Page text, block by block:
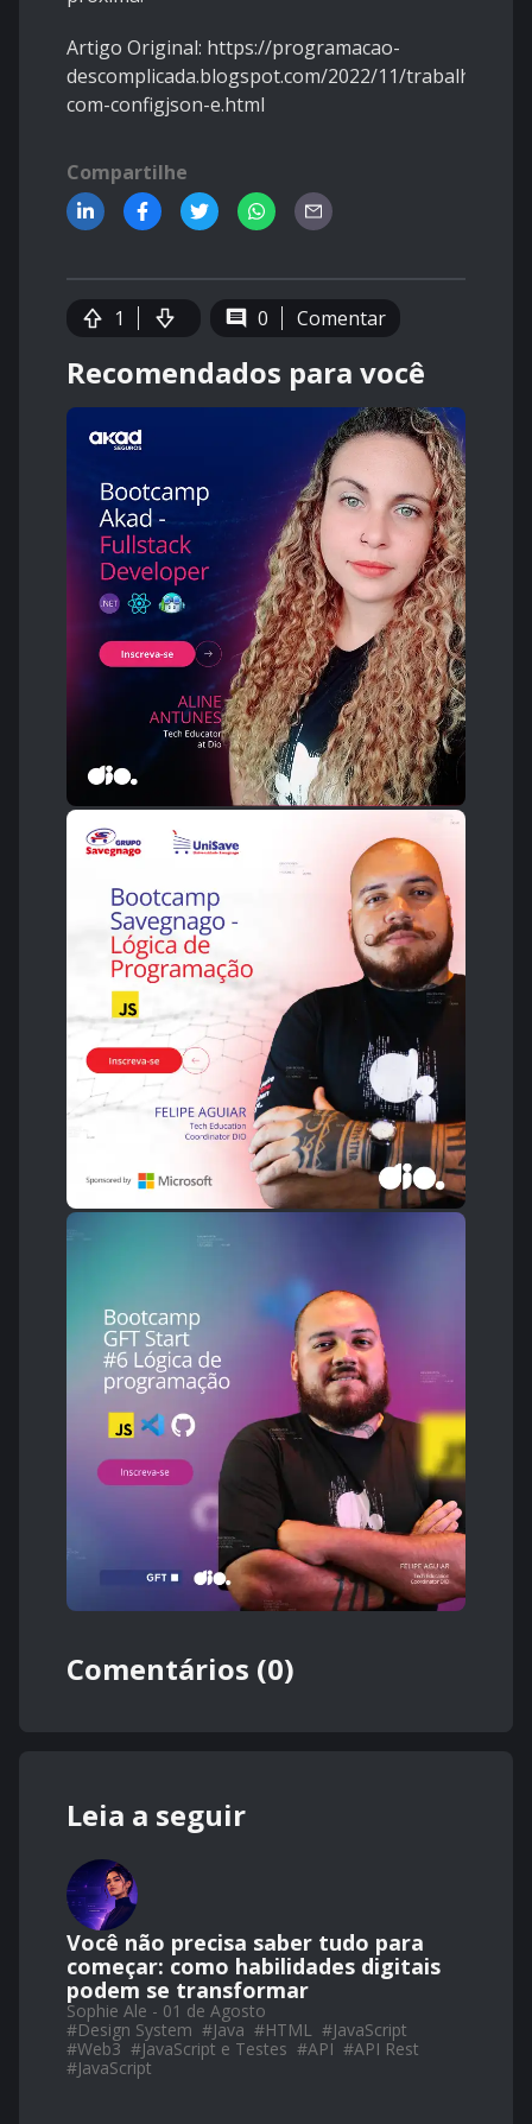
Artigo Original: https://programacao-
descomplicada.blogspot.com/2022/11/trabalhando-
com-configjson-e.html
Compartilhe
1 0 Comentar
Recomendados para você
Comentários (0)
Leia a seguir
Você não precisa saber tudo para
começar: como habilidades digitais
podem se transformar
Sophie Ale - 01 de Agosto
#Design System #Java #HTML #JavaScript
#Web3 #JavaScript e Testes #API #API Rest
#JavaScript